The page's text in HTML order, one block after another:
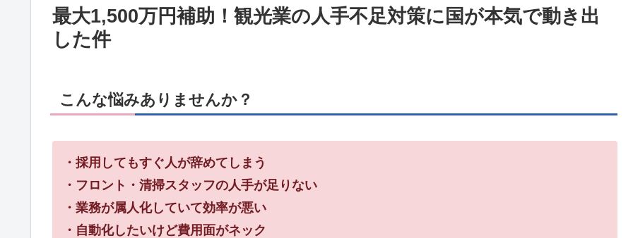
最大1,500万円補助！観光業の人手不足対策に国が本気で動き出
した件
こんな悩みありませんか？
・採用してもすぐ人が辞めてしまう
・フロント・清掃スタッフの人手が足りない
・業務が属人化していて効率が悪い
・自動化したいけど費用面がネック